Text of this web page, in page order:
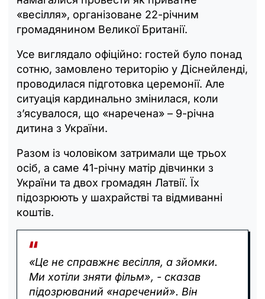
«весілля», організоване 22-річним
громадянином Великої Британії.
Усе виглядало офіційно: гостей було понад
сотню, замовлено територію у Діснейленді,
проводилася підготовка церемонії. Але
ситуація кардинально змінилася, коли
з’ясувалося, що «наречена» – 9-річна
дитина з України.
Разом із чоловіком затримали ще трьох
осіб, а саме 41-річну матір дівчинки з
України та двох громадян Латвії. Їх
підозрюють у шахрайстві та відмиванні
коштів.
«Це не справжнє весілля, а зйомки.
Ми хотіли зняти фільм», - сказав
підозрюваний «наречений». Він